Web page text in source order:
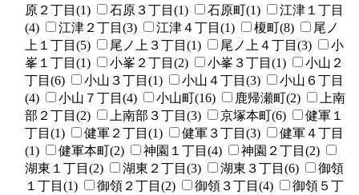
原２丁目(1)
石原３丁目(1) 石原町(1)
江津１丁目
(4)
江津２丁目(3) 江津４丁目(1) 榎町(8)
尾ノ
上１丁目(5)
尾ノ上３丁目(1) 尾ノ上４丁目(3)
小
峯１丁目(1)
小峯２丁目(2) 小峯３丁目(1)
小山２
丁目(6)
小山３丁目(1) 小山４丁目(3)
小山６丁目
(4)
小山７丁目(4) 小山町(16) 鹿帰瀬町(2)
上南
部２丁目(2)
上南部３丁目(3) 京塚本町(6)
健軍１
丁目(1)
健軍２丁目(1) 健軍３丁目(3)
健軍４丁目
(1)
健軍本町(2) 神園１丁目(4)
神園２丁目(2)
湖東１丁目(2)
湖東２丁目(3) 湖東３丁目(6)
御領
１丁目(1)
御領２丁目(2) 御領３丁目(4)
御領５丁